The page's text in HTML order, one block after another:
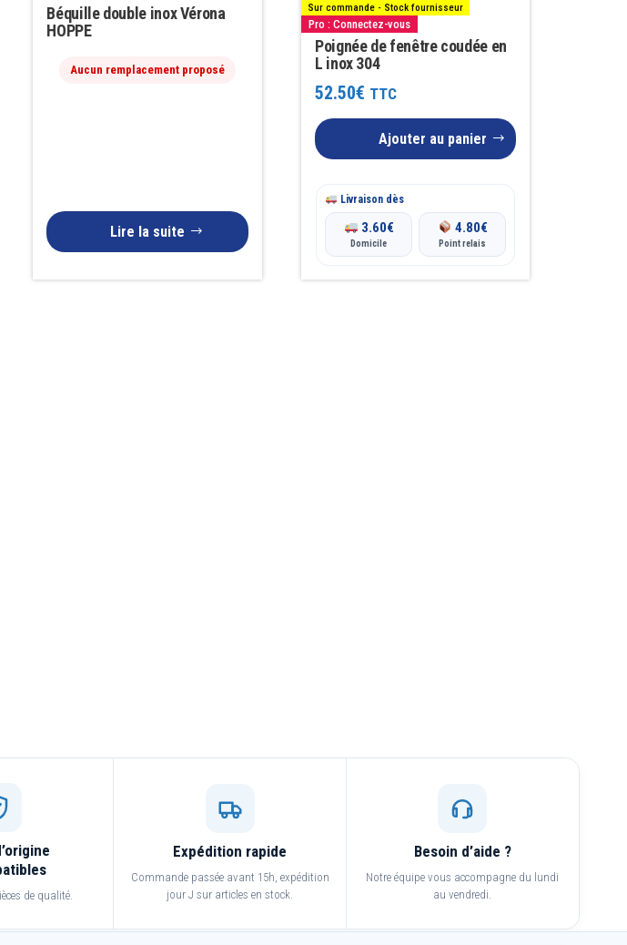
Béquille double inox Vérona
HOPPE
Aucun remplacement proposé
Lire la suite
Sur commande - Stock fournisseur
Pro : Connectez-vous
Poignée de fenêtre coudée en
L inox 304
52.50€ TTC
Ajouter au panier
Livraison dès
3.60€
Domicile
4.80€
Point relais
de qualité.
Expédition rapide
Commande passée avant 15h, expédition
jour J sur articles en stock.
Besoin d’aide ?
Notre équipe vous accompagne du lundi
au vendredi.